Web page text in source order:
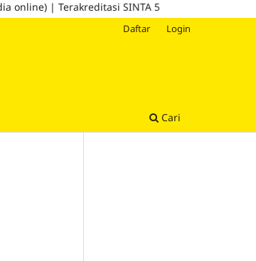
Terakreditasi SINTA 5
Cari
Daftar Login